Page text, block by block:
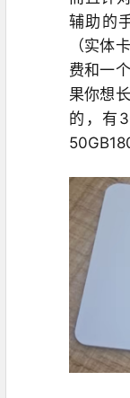
辅助的
（实体
费和一
果你想
的，有